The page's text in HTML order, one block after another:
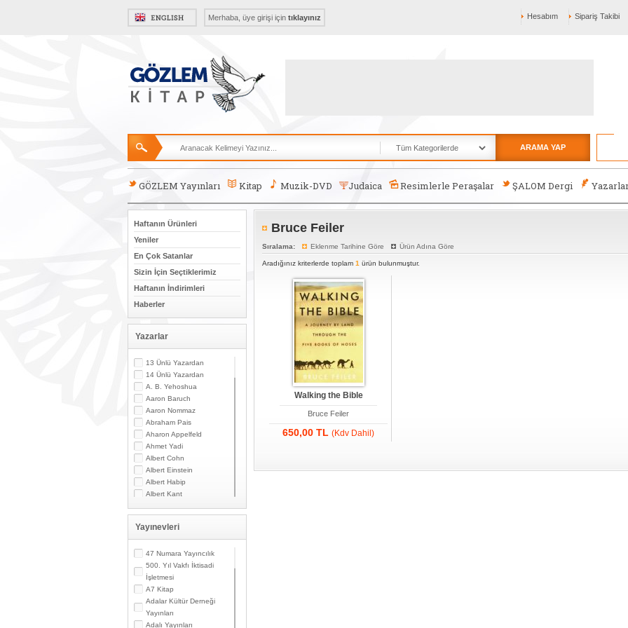
Merhaba, üye girişi için tıklayınız Sipariş Takibi
Hesabım
ARAMA YAP
GÖZLEM Yayınları Kitap Muzik-DVD Judaica Resimlerle Peraşalar ŞALOM Dergi
Haftanın Ürünleri
Yeniler
En Çok Satanlar
Sizin İçin Seçtiklerimiz
Haftanın İndirimleri
Haberler
Yazarlar
13 Ünlü Yazardan
14 Ünlü Yazardan
A. B. Yehoshua
Aaron Baruch
Aaron Nommaz
Abraham Pais
Aharon Appelfeld
Ahmet Yadi
Albert Cohn
Albert Einstein
Albert Habip
Albert Kant
Albert Özsarfati
Alberto Modiano
Alessandro Marzo
Magno
Alexandre Toumarkine
Ali Güler
Alpaslan Pata
Alpay Kabacalı
Alper K. Ateş
Altan Öymen
Yayınevleri
47 Numara Yayıncılık
500. Yıl Vakfı İktisadi
İşletmesi
A7 Kitap
Adalar Kültür Derneği
Yayınları
Adalı Yayınları
Bruce Feiler
Sıralama: Eklenme Tarihine Göre Ürün Adına Göre
Aradığınız kriterlerde toplam 1 ürün bulunmuştur.
Walking the Bible
Bruce Feiler
650,00 TL(Kdv Dahil)